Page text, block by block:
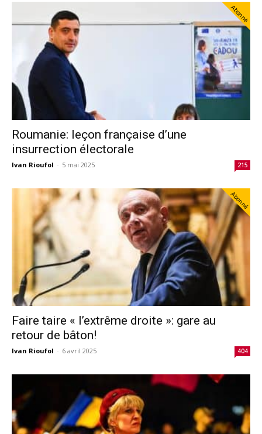
Abonné
Roumanie: leçon française d’une
insurrection électorale
Ivan Rioufol - 5 mai 2025 215
Abonné
Faire taire « l’extrême droite »: gare au
retour de bâton!
Ivan Rioufol - 6 avril 2025 404